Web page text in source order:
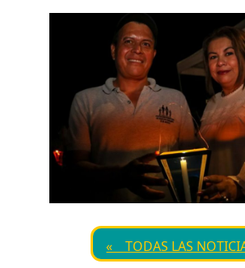
« TODAS LAS